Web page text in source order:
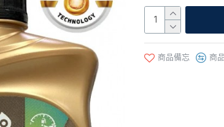
商品備忘 商